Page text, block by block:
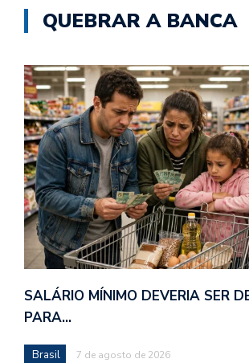
QUEBRAR A BANCA
SALÁRIO MÍNIMO DEVERIA SER
PARA…
Brasil 7 de agosto de 2026